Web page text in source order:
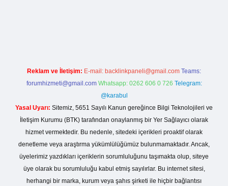
Reklam ve İletişim: E-mail: backlinkpaneli@gmail.com Teams:
forumhizmeti@gmail.com Whatsapp: 0262 606 0 726 Telegram:
@karabul
Yasal Uyarı: Sitemiz, 5651 Sayılı Kanun gereğince Bilgi Teknolojileri ve
İletişim Kurumu (BTK) tarafından onaylanmış bir Yer Sağlayıcı olarak
hizmet vermektedir. Bu nedenle, sitedeki içerikleri proaktif olarak
denetleme veya araştırma yükümlülüğümüz bulunmamaktadır. Ancak,
üyelerimiz yazdıkları içeriklerin sorumluluğunu taşımakta olup, siteye
üye olarak bu sorumluluğu kabul etmiş sayılırlar. Bu internet sitesi,
herhangi bir marka, kurum veya şahıs şirketi ile hiçbir bağlantısı